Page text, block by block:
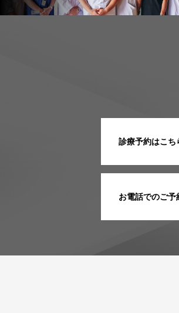
診療予約はこち
お電話でのご予